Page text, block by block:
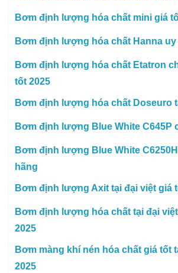
Bơm định lượng hóa chất mini giá
Bơm định lượng hóa chất Hanna uy
Bơm định lượng hóa chất Etatron
tốt 2025
Bơm định lượng hóa chất Doseuro
Bơm định lượng Blue White C645P
Bơm định lượng Blue White
hãng
Bơm định lượng Axit tại đại việt giá
Bơm định lượng hóa chất tại đại
2025
Bơm màng khí nén hóa chất giá tốt
2025